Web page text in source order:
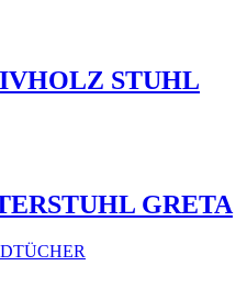
STUHL
GRETA